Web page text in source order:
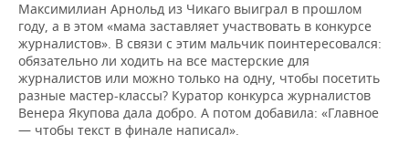
Максимилиан Арнольд из Чикаго выиграл в прошлом
году, а в этом «мама заставляет участвовать в конкурсе
журналистов». В связи с этим мальчик поинтересовался:
обязательно ли ходить на все мастерские для
журналистов или можно только на одну, чтобы посетить
разные мастер-классы? Куратор конкурса журналистов
Венера Якупова дала добро. А потом добавила: «Главное
— чтобы текст в финале написал».